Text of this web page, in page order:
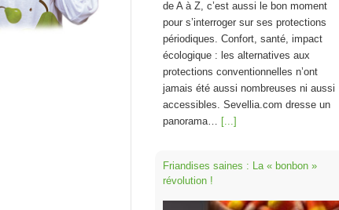
de A à Z, c’est aussi le bon moment
pour s’interroger sur ses protections
périodiques. Confort, santé, impact
écologique : les alternatives aux
protections conventionnelles n’ont
jamais été aussi nombreuses ni aussi
accessibles. Sevellia.com dresse un
panorama… [...]
Friandises saines : La « bonbon »
révolution !